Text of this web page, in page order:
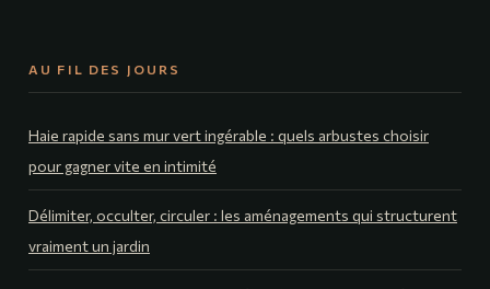
AU FIL DES JOURS
Haie rapide sans mur vert ingérable : quels arbustes choisir
pour gagner vite en intimité
Délimiter, occulter, circuler : les aménagements qui structurent
vraiment un jardin